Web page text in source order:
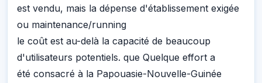
est vendu, mais la dépense d'établissement exigée
ou maintenance/running
le coût est au-delà la capacité de beaucoup
d'utilisateurs potentiels. que Quelque effort a
été consacré à la Papouasie-Nouvelle-Guinée